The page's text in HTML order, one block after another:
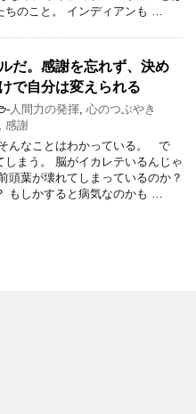
ちのこと。 インディアンも …
だ。感謝を忘れず、決め
で自分は変えられる
- 人間力の発揮 心のつぶやき
感謝
んなことはわかっている。 で
しまう。 脳がイカレテいるんじゃ
頭葉が壊れてしまっているのか？
もしかすると病気なのかも …